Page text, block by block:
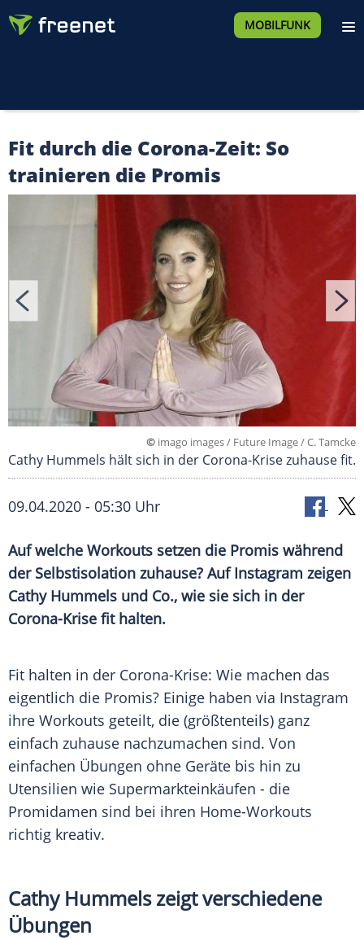
MOBILFUNK
Fit durch die Corona-Zeit: So
trainieren die Promis
© imago images / Future Image / C. Tamcke
Cathy Hummels hält sich in der Corona-Krise zuhause fit.
09.04.2020 - 05:30 Uhr
Auf welche Workouts setzen die Promis während
der Selbstisolation zuhause? AufInstagram zeigen
Cathy Hummels und Co., wie sie sich in der
Corona-Krise fit halten.
Fit halten in der Corona-Krise: Wie machen das
eigentlich die Promis? Einige haben via Instagram
ihre Workouts geteilt, die (größtenteils) ganz
einfach zuhause nachzumachen sind. Von
einfachen Übungen ohne Geräte bis hin zu
Utensilien wie Supermarkteinkäufen - die
Promidamen sind bei ihren Home-Workouts
richtig kreativ.
Cathy Hummelszeigt verschiedene
Übungen